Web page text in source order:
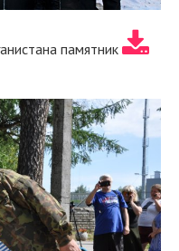
памятник